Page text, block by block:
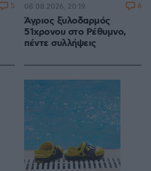
5
Άγριος ξυλοδαρμός
51χρονου στο Ρέθυμνο,
πέντε συλλήψεις
08.08.2026, 20:19 6